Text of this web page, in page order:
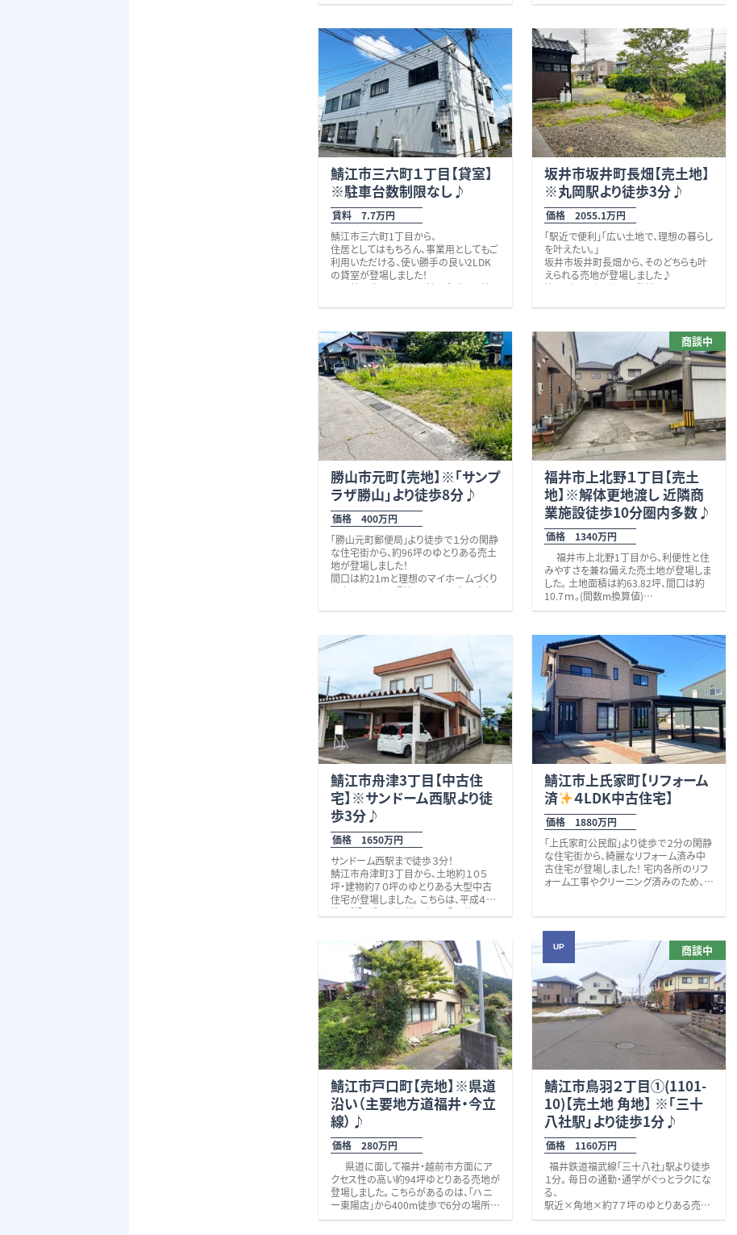
安心できる住環境が大きな魅力です！ そ
まだて芸術館、花筐公園、小学校、コンビ
ニ、飲食店が全て徒歩１０分圏内！！
暮らしを豊かに彩る施設が身近にあり、
子育て世代からシニア世代まで幅広い世
代におすすめできる立地です♪ 土地面
積は約６８．９９坪とゆとりがあり、建物は
延べ約４３．５６坪の木造２階建。
間取りや設備を自分好みにリフォーム・リ
ノベーションして、理想の住まいづくりを
楽しみたい方にもおすすめです。 ぜひ一
落ち着きがありながら、暮らしやすい住環
境をきっと実感できると思います。 その
他、些細なことでも何でもお気軽にお問
い合わせください。
お待ちしております。 校区 花筐小学校
（徒歩８分・約５５０ｍ）、南越中学校（約
１，２００ｍ）
１９８９年に新築された鉄骨造の2階建
て。
電動シャッターやクレーン、屋根付き車庫
を備え、駐車も6台以上可能です！ また、
建物内に畳付きの一室があり、従業員の
休憩や打ち合わせ、事務スペースなどに
も活用いただけます。 福井市中心部で貸
倉庫をお探しの方、自社倉庫や資材置場
等に是非いかがでしょうか？ 些細なこと
でも何でもお気軽にお問い合わせくださ
い。
お待ちしております。 ※営業用倉庫は不
可。
※電動シャッター、クレーン、外部屋根付
き車庫あり
※保険：加入必要（保証会社に加入いた
だく場合有り） ※賃料：55万円（税込み）
鯖江市三六町１丁目【貸室】
※駐車台数制限なし♪
賃料 7.7万円
鯖江市三六町1丁目から、
住居としてはもちろん、事業用としてもご
利用いただける、使い勝手の良い2LDK
の貸室が登場しました！
21.5帖の広々LDKに、8帖の和室・11帖の
や教室、サロンなど、さまざまな用途をご
検討いただけます。
さらに、駐車台数に制限がないため、複数
台のお車を所有されている方や、ご来客
のある事業にもおすすめです。
徒歩10分圏内には、バロー（3分）、クスリ
のアオキ（2分）、公立丹南病院（3分）、銀
行、幼稚園、公園、ローソンなど、毎日の
暮らしを支える施設が充実。
神明駅へも徒歩約9分と、通勤・通学にも
便利な立地です。
周辺には飲食店も多く、生活利便性の高
い住環境が整っています。 また、県道229
号・国道417号線へは車で約1分と、市内
各方面へのアクセスも良好。
便性と快適性を兼ね備えたおすすめの物
件です。 是非いかがでしょうか。
些細なことでも何でもお気軽にお問い合
わせください。 校区 神明小学校（徒歩
14分、約950ｍ）・中央中学校（徒歩8分、
約600ｍ） ※保険加入必要
坂井市坂井町長畑【売土地】
※丸岡駅より徒歩3分♪
価格 2055.1万円
「駅近で便利」「広い土地で、理想の暮らし
を叶えたい。」
坂井市坂井町長畑から、そのどちらも叶
えられる売地が登場しました♪
約256坪のゆとりある敷地は、平屋や二
力です。
道路から奥へ広がる敷地は、落ち着きの
ある空間づくりにも適しています。
また、ハピライン「丸岡駅」まで徒歩約3
分、小学校まで徒歩約3分と、通勤・通学
にも便利な立地。
さらに、中学校や高校、こども園、コンビ
ニ、ドラッグストア、銀行、郵便局、公園な
どが徒歩圏内に揃い、子育て世帯から幅
広い世代まで暮らしやすい住環境です。
住宅用地としてはもちろん、土地の形状
を生かした店舗兼住宅や隠れ家のような
カフェなど、アイデア次第でさまざまな可
能性が広がる一画です。 是非いかがで
しょうか。
広さと利便性を兼ね備えたこの土地を、
ぜひ現地でご覧ください。 校区 坂井
東十郷小学校（約230ｍ、徒歩3分）・坂井
中学校（約800ｍ、徒歩11分） ※上下水
道引込有り
※現状有姿での引渡しとなります。
勝山市元町【売地】※｢サンプ
ラザ勝山｣より徒歩8分♪
価格 400万円
「勝山元町郵便局」より徒歩で１分の閑静
な住宅街から、約96坪のゆとりある売土
地が登場しました！
間口は約21mと理想のマイホームづくり
を実現しやすい環境で、平屋や広い駐車
ーソン（徒歩3分）、クスリのアオキ（徒歩4
分）、バロー（徒歩6分）など、毎日の暮ら
しに欠かせない施設が充実。
さらに「サンプラザ勝山」へも徒歩8分で
す♪
その他、公園や銀行、飲食店、医療機関も
身近に揃っています。
また、小学校約750m、中学校約1,400m、
勝山高校約1,200mと通学環境も良好。
国道157号線へ車で約2分と交通アクセ
スにも恵まれています。
さらに、福井県を代表する観光スポットで
ある恐竜博物館へ車で約10分、スキージ
ャム勝山へ車で約20分と、レジャーを身
近に楽しめる魅力的な住環境です。 利
便性と豊かな自然環境を兼ね備えたこの
場所は、子育て世帯はもちろん、移住をご
検討の方など、幅広い世代の方におすす
めです。 是非いかがでしょうか。些細なこ
とでも何でもお気軽にお問い合わせくだ
さい。 校区 成器南小学校（約750ｍ・
徒歩11分）、南部中学校（約1,400ｍ）
※上下水道引込あり
※セットバックあり 記載の面積は概算
です。
商談中
福井市上北野１丁目【売土
地】※解体更地渡し 近隣商
業施設徒歩10分圏内多数♪
価格 1340万円
みやすさを兼ね備えた売土地が登場しま
した。 土地面積は約63.82坪、間口は約
10.7ｍ。(間数m換算値)
ゆとりのある駐車スペース ＋ 広々と
さ” が魅力です♪ 周辺環境としては、
業務用スーパーヤスブン徒歩約5分350
ｍ、ゲンキー徒歩約６分450ｍ、複合商
業施設としてパリオ徒歩約１３分850ｍ、
他に耳鼻科・整形外科や商業施設・コン
ビニ等が徒歩圏１０分圏内に点在してい
て生活利便性抜群です。 他に人気のイタ
リア料理店やフランス料理店等飲食店も
徒歩圏内に♪ 「生活利便性が良く手ごろ
な大きさの土地が欲しい」そんな方にぜ
ひ一度ご覧いただきたい土地です。 お気
軽にお問い合わせください。 校区 和
田小学校、成和中学校 ※現況古屋・車
庫あり。売主側にて解体更地でのお引渡
しとなります。
※電柱移設予定
※上下水道引込あり
鯖江市舟津3丁目【中古住
宅】※サンドーム西駅より徒
歩3分♪
価格 1650万円
サンドーム西駅まで徒歩３分！
鯖江市舟津町3丁目から、土地約１０５
坪・建物約７０坪のゆとりある大型中古
住宅が登場しました。 こちらは、平成４年
築の鉄骨造９ＤＫ。
はもちろん、大家族での暮らしや在宅ワ
ークスペース、大き目の客部屋など、ライ
フスタイルに合わせて幅広く活用できま
す。 敷地は約１０５坪と広々。カーポート
付きで駐車２台可能です。 周辺にはサン
ドーム西駅の他、
コンビニ（徒歩6分）、ドラッグストア（徒歩
8分）、公園（徒歩7分）、小学校（徒歩9
分）、保育園（徒歩9分）などが揃い、生活
利便性も良好。
さらに「歴史の道」沿いかつ、「国道８号
前市方面へのアクセスにも便利な立地で
広さと利便性を兼ね備えた、ゆとりある
住まいをお探しの方におすすめの一邸で
す。 是非いかがでしょうか。
些細なことでも何でもお気軽にお問い合
わせください。
お待ちしております。
校区 惜陰小学校（約900ｍ・徒歩12
分）、鯖江中学校（約2.3ｋｍ） 福井鉄道
福武線『サンドーム西』駅に徒歩で3分
水道：公営（本管200mm）
汚水：公共下水（本管250mm）
※現状有姿での引渡しとなります。
鯖江市上氏家町【リフォーム
済
４LDK中古住宅】
価格 1880万円
「上氏家町公民館」より徒歩で２分の閑静
な住宅街から、綺麗なリフォーム済み中
古住宅が登場しました！ 宅内各所のリフ
ォーム工事やクリーニング済みのため、ご
できます。 また、２台駐車可能なカーポー
ト（耐積雪2ｍ）付きで、設置費用が不要
なのも嬉しいポイントです。 敷地面積は
約７１坪のゆとりがあり、さらに開放感の
ある東南角地。 鯖江の市街地からは少し
外れていますが、車で数分の場所に、コン
ビニやスーパー、１００円ショップ等が揃
い、生活に不便という訳ではありません。
喧騒から少し離れた落ち着いた住環境で
ゆったりと暮らしたい方にぴったりの住ま
いです。 当社売主につき、仲介手数料不
物件に関するご質問やご見学もお気軽に
ご相談ください♪ 校区 豊小学校（約９
５０ｍ、徒歩１３分）・鯖江中学校（約２．４
ｋｍ） リフォーム内容 ※壁紙全面リフォ
ーム ※LDKフローリングリフォーム ※Ｉ
Ｈコンロ 新規入替 ※洗面台・１Ｆ ２Ｆ
トイレ 新規入替 ※エコキュート 新規
入替 ※インターホン 新規入替 ※各部
屋照明器具 新規入替 ※キッチン・浴室
内 抗菌クリーニング施工 ※和室畳新
調 ※その他住居部分ハウスクリーニング
鯖江市戸口町【売地】※県道
沿い（主要地方道福井・今立
線）♪
価格 280万円
クセス性の高い約94坪ゆとりある売地が
登場しました。 こちらがあるのは、「ハニ
ー東陽店」から400m徒歩で6分の場所で
す。
UP 商談中
鯖江市鳥羽２丁目①(1101-
10)【売土地 角地】 ※｢三十
八社駅｣より徒歩1分♪
価格 1160万円
福井鉄道福武線「三十八社」駅より徒歩
１分。 毎日の通勤・通学がぐっとラクにな
る、
駅近×角地×約７７坪のゆとりある売土
地が登場しました！ こちらは、間口北側約